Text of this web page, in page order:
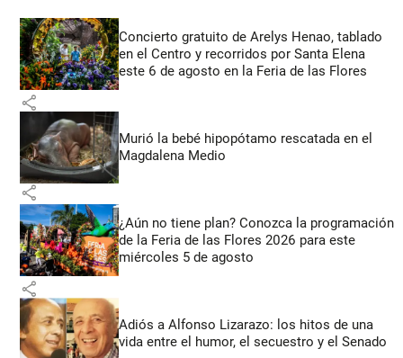
Concierto gratuito de Arelys Henao, tablado
en el Centro y recorridos por Santa Elena
este 6 de agosto en la Feria de las Flores
share
Murió la bebé hipopótamo rescatada en el
Magdalena Medio
share
¿Aún no tiene plan? Conozca la programación
de la Feria de las Flores 2026 para este
miércoles 5 de agosto
share
Adiós a Alfonso Lizarazo: los hitos de una
vida entre el humor, el secuestro y el Senado